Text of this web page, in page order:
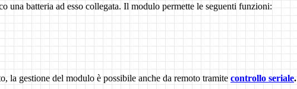
una batteria ad esso collegata. Il modulo permette le seguenti funzioni:
la gestione del modulo è possibile anche da remoto tramite controllo seriale.